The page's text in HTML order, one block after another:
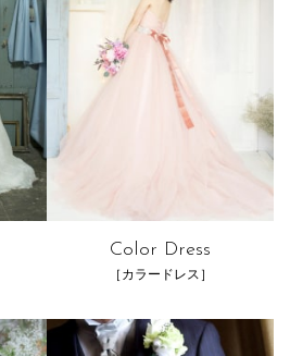
Color Dress
［カラードレス］